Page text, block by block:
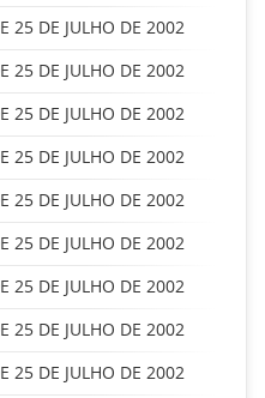
25 DE JULHO DE 2002
25 DE JULHO DE 2002
25 DE JULHO DE 2002
25 DE JULHO DE 2002
25 DE JULHO DE 2002
25 DE JULHO DE 2002
25 DE JULHO DE 2002
25 DE JULHO DE 2002
25 DE JULHO DE 2002